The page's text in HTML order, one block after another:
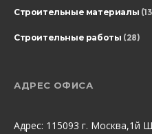
Строительные материалы
Строительные работы (28)
АДРЕС ОФИСА
Адрес: 115093 г. Москва,1й